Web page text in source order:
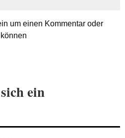
um einen Kommentar oder
ein